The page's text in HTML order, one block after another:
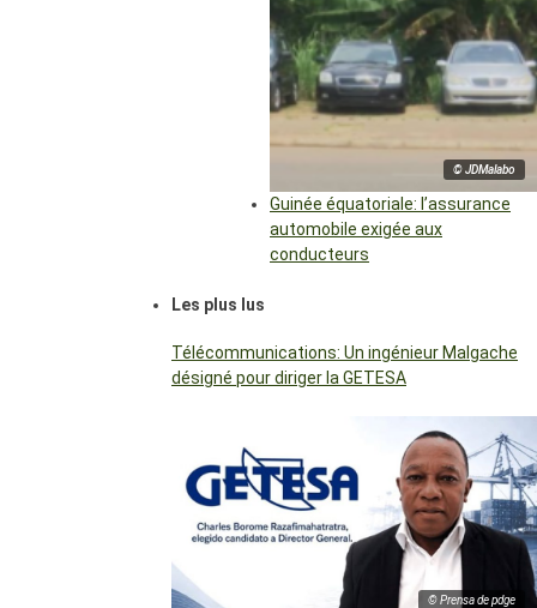
© JDMalabo
Guinée équatoriale: l’assurance
automobile exigée aux
conducteurs
Les plus lus
Télécommunications: Un ingénieur Malgache
désigné pour diriger la GETESA
© Prensa de pdge